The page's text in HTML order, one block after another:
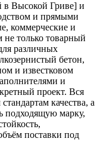
в Высокой Гриве] и
и прямыми
коммерческие и
только товарный
различных
бетон,
и известковом
и
проект. Вся
качества, а
подходящую марку,
поставки под